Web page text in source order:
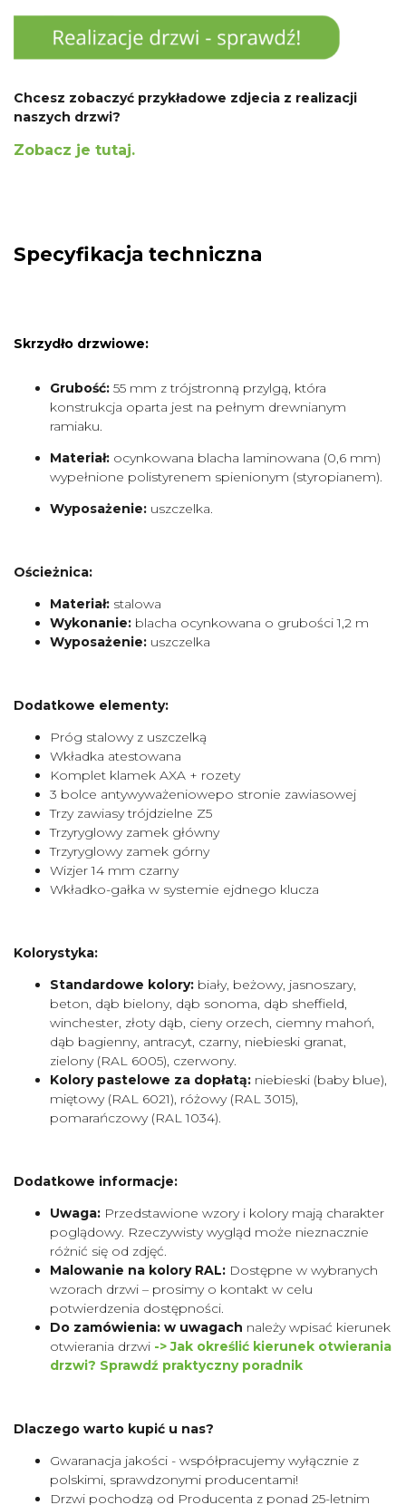
Chcesz zobaczyć przykładowe zdjecia z realizacji
naszych drzwi?
Zobacz je tutaj.
Specyfikacja techniczna
Skrzydło drzwiowe:
Grubość: 55 mm z trójstronną przylgą, która
konstrukcja oparta jest na pełnym drewnianym
ramiaku.
Materiał: ocynkowana blacha laminowana (0,6 mm)
wypełnione polistyrenem spienionym (styropianem).
Wyposażenie: uszczelka.
Ościeżnica:
Materiał: stalowa
Wykonanie: blacha ocynkowana o grubości 1,2 m
Wyposażenie: uszczelka
Dodatkowe elementy:
Próg stalowy z uszczelką
Wkładka atestowana
Komplet klamek AXA + rozety
3 bolce antywyważeniowepo stronie zawiasowej
Trzy zawiasy trójdzielne Z5
Trzyryglowy zamek główny
Trzyryglowy zamek górny
Wizjer 14 mm czarny
Wkładko-gałka w systemie ejdnego klucza
Kolorystyka:
Standardowe kolory: biały, beżowy, jasnoszary,
beton, dąb bielony, dąb sonoma, dąb sheffield,
winchester, złoty dąb, cieny orzech, ciemny mahoń,
dąb bagienny, antracyt, czarny, niebieski granat,
zielony (RAL 6005), czerwony.
Kolory pastelowe za dopłatą: niebieski (baby blue),
miętowy (RAL 6021), różowy (RAL 3015),
pomarańczowy (RAL 1034).
Dodatkowe informacje:
Uwaga: Przedstawione wzory i kolory mają charakter
poglądowy. Rzeczywisty wygląd może nieznacznie
różnić się od zdjęć.
Malowanie na kolory RAL: Dostępne w wybranych
wzorach drzwi – prosimy o kontakt w celu
potwierdzenia dostępności.
Do zamówienia: w uwagach należy wpisać kierunek
otwierania drzwi -> Jak określić kierunek otwierania
drzwi? Sprawdź praktyczny poradnik
Dlaczego warto kupić u nas?
Gwaranacja jakości - współpracujemy wyłącznie z
polskimi, sprawdzonymi producentami!
Drzwi pochodzą od Producenta z ponad 25-letnim